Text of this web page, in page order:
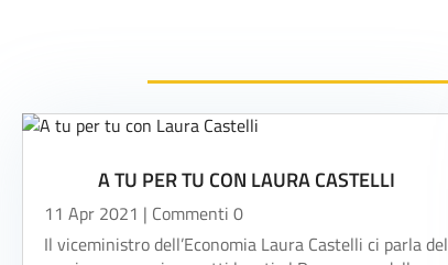
A TU PER TU CON LAURA CASTELLI
11 Apr 2021 | Commenti 0
Il viceministro dell’Economia Laura Castelli ci parla del